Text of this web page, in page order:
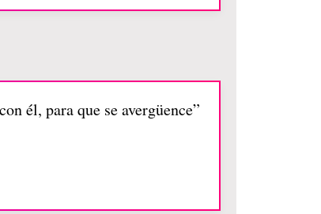
él, para que se avergüence”